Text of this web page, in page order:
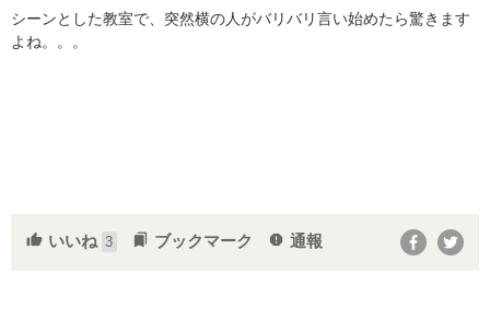
シーンとした教室で、突然横の人がバリバリ言い始めたら驚きます
よね。。。
thumb_up いいね 3 bookmarks ブックマーク report 通報